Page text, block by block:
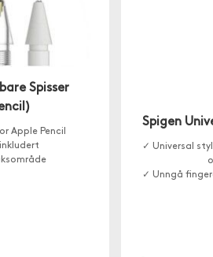
Spisser
Apple Pencil
Spigen
✓ Universal
✓ Unngå